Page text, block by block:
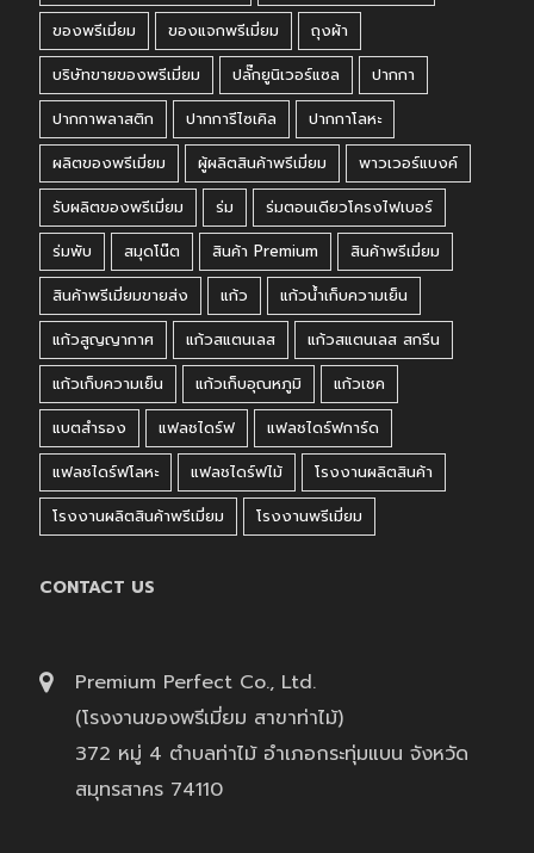
ของพรีเมี่ยม
ของแจกพรีเมี่ยม
ถุงผ้า
บริษัทขายของพรีเมี่ยม
ปลั๊กยูนิเวอร์แซล
ปากกา
ปากกาพลาสติก
ปากการีไซเคิล
ปากกาโลหะ
ผลิตของพรีเมี่ยม
ผู้ผลิตสินค้าพรีเมี่ยม
พาวเวอร์แบงค์
รับผลิตของพรีเมี่ยม
ร่ม
ร่มตอนเดียวโครงไฟเบอร์
ร่มพับ
สมุดโน๊ต สินค้า Premium
สินค้าพรีเมี่ยม
สินค้าพรีเมี่ยมขายส่ง
แก้ว
แก้วน้ำเก็บความเย็น
แก้วสูญญากาศ
แก้วสแตนเลส
แก้วสแตนเลส สกรีน
แก้วเก็บความเย็น
แก้วเก็บอุณหภูมิ
แก้วเชค
แบตสำรอง
แฟลชไดร์ฟ
แฟลชไดร์ฟการ์ด
แฟลชไดร์ฟโลหะ
แฟลชไดร์ฟไม้
โรงงานผลิตสินค้า
โรงงานผลิตสินค้าพรีเมี่ยม
โรงงานพรีเมี่ยม
CONTACT US
Premium Perfect Co., Ltd.
(โรงงานของพรีเมี่ยม สาขาท่าไม้)
372 หมู่ 4 ตำบลท่าไม้ อำเภอกระทุ่มแบน จังหวัด
สมุทรสาคร 74110